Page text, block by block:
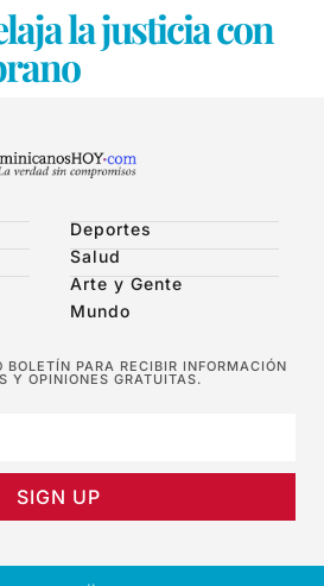
la justicia con
Deportes
Salud
Arte y Gente
Mundo
BOLETÍN PARA RECIBIR INFORMACIÓN
Y OPINIONES GRATUITAS.
SIGN UP